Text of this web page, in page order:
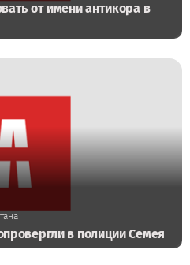
от имени антикора в
в полиции Семея